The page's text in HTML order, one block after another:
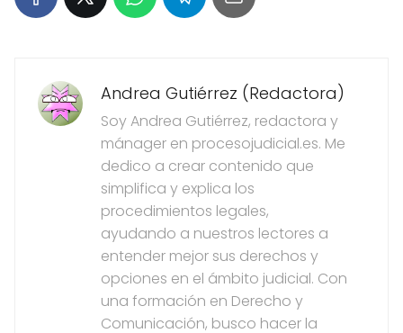
Andrea Gutiérrez (Redactora)
Soy Andrea Gutiérrez, redactora y
mánager en procesojudicial.es. Me
dedico a crear contenido que
simplifica y explica los
procedimientos legales,
ayudando a nuestros lectores a
entender mejor sus derechos y
opciones en el ámbito judicial. Con
una formación en Derecho y
Comunicación, busco hacer la